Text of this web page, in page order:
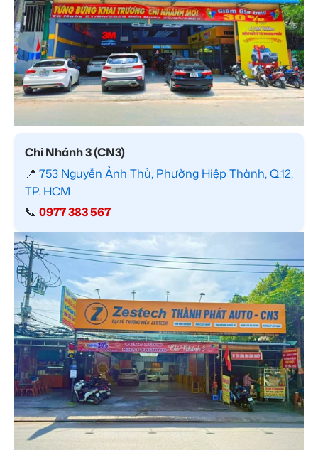
Chi Nhánh 3 (CN3)
📍 753 Nguyễn Ảnh Thủ, Phường Hiệp Thành, Q.12,
TP. HCM
📞 0977 383 567